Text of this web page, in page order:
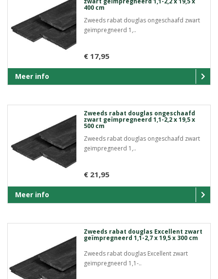
400 cm
Zweeds rabat douglas ongeschaafd zwart
geïmpregneerd 1,..
€ 17,95
Meer info
Zweeds rabat douglas ongeschaafd
zwart geïmpregneerd 1,1-2,2 x 19,5 x
500 cm
Zweeds rabat douglas ongeschaafd zwart
geïmpregneerd 1,..
€ 21,95
Meer info
Zweeds rabat douglas Excellent zwart
geïmpregneerd 1,1-2,7 x 19,5 x 300 cm
Zweeds rabat douglas Excellent zwart
geïmpregneerd 1,1-..